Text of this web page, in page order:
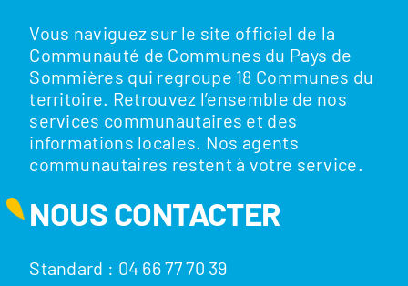
Vous naviguez sur le site officiel de la
Communauté de Communes du Pays de
Sommières qui regroupe 18 Communes du
territoire. Retrouvez l’ensemble de nos
services communautaires et des
informations locales. Nos agents
communautaires restent à votre service.
NOUS CONTACTER
Standard : 04 66 77 70 39